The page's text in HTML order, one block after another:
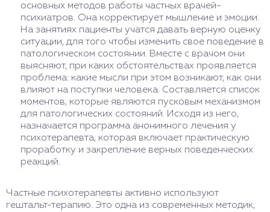
основных методов работы частных врачей-
психиатров. Она корректирует мышление и эмоции.
На занятиях пациенты учатся давать верную оценку
ситуации, для того чтобы изменить свое поведение в
патологическом состоянии. Вместе с врачом они
выясняют, при каких обстоятельствах проявляется
проблема: какие мысли при этом возникают, как они
влияют на поступки человека. Составляется список
моментов, которые являются пусковым механизмом
для патологических состояний. Исходя из него,
назначается программа анонимного лечения у
психотерапевта, которая включает практическую
проработку и закрепление верных поведенческих
реакций.
Частные психотерапевты активно используют
гештальт-терапию. Это одна из современных методик,